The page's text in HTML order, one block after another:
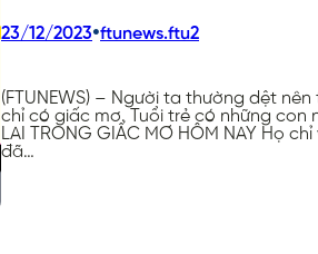
23/12/2023•ftunews.ftu2
(FTUNEWS) – Người ta thường dệt
chỉ có giấc mơ. Tuổi trẻ có những con
LAI TRONG GIẤC MƠ HÔM NAY Họ
đã…